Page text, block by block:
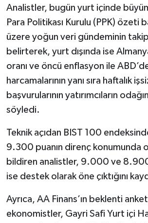
Analistler, bugün yurt içinde
Para Politikası Kurulu (PPK) özeti
üzere yoğun veri gündeminin
belirterek, yurt dışında ise
oranı ve öncü enflasyon ile
harcamalarının yanı sıra haftalık
başvurularının yatırımcıların
söyledi.
Teknik açıdan BIST 100
9.300 puanın direnç konumunda
bildiren analistler, 9.000 ve
ise destek olarak öne çıktığını
Ayrıca, AA Finans’ın beklenti
ekonomistler, Gayri Safi Yurt içi